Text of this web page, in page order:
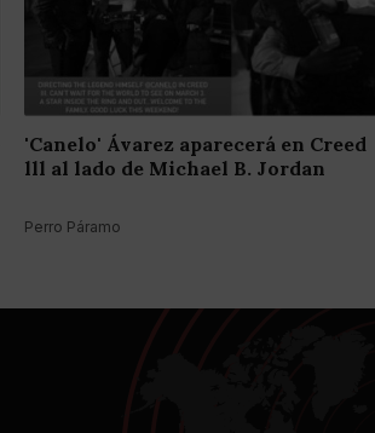
'Canelo' Ávarez aparecerá en Creed
lll al lado de Michael B. Jordan
Perro Páramo